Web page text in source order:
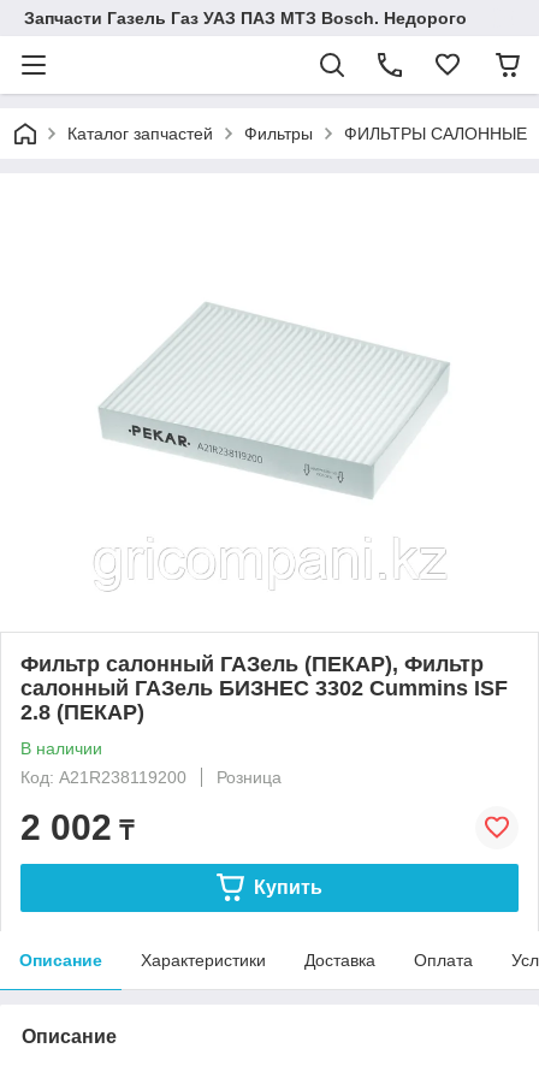
Запчасти Газель Газ УАЗ ПАЗ МТЗ Bosch. Недорого
Каталог запчастей Фильтры ФИЛЬТРЫ САЛОННЫЕ
Фильтр салонный ГАЗель (ПЕКАР), Фильтр
салонный ГАЗель БИЗНЕС 3302 Cummins ISF
2.8 (ПЕКАР)
В наличии
Код: A21R238119200
Розница
2 002 ₸
Купить
Описание Характеристики Доставка Оплата
Описание